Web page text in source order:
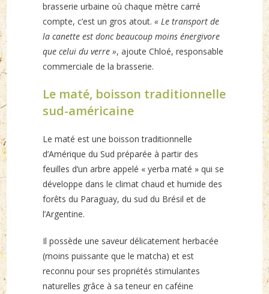
brasserie urbaine où chaque mètre carré
compte, c’est un gros atout.« Le transport de
la canette est donc beaucoup moins énergivore
que celui du verre », ajoute Chloé, responsable
commerciale de la brasserie.
Le maté, boisson traditionnelle
sud-américaine
Le maté est une boisson traditionnelle
d’Amérique du Sud préparée à partir des
feuilles d’un arbre appelé « yerba maté » qui se
développe dans le climat chaud et humide des
forêts du Paraguay, du sud du Brésil et de
l’Argentine.
Il possède une saveur délicatement herbacée
(moins puissante que le matcha) et est
reconnu pour ses propriétés stimulantes
naturelles grâce à sa teneur en caféine